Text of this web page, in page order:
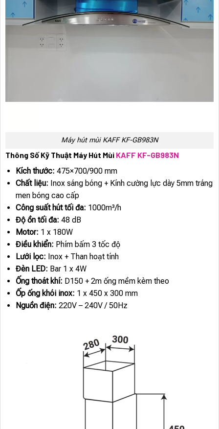
Máy hút mùi KAFF KF-GB983N
Thông Số Kỹ Thuật Máy Hút Mùi KAFF KF-GB983N
Kích thước: 475×700/900 mm
Chất liệu: Inox sáng bóng + Kính cường lực dày 5mm tráng
men bóng cao cấp
Công suất hút tối đa: 1000m³/h
Độ ồn tối đa: 48 dB
Motor: 1 x 180W
Điều khiển: Phím bấm 3 tốc độ
Lưới lọc: Inox + Than hoạt tính
Đèn LED: Bar 1 x 4W
Ống thoát khí: D150 + 2m ống mềm kèm theo
Ốp ống khói inox: 1 x 450 x 300 mm
Nguồn điện: 220V – 240V / 50Hz